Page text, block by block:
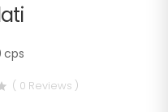
cps
( 0 Reviews )